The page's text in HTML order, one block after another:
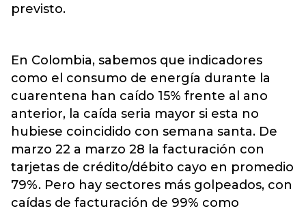
previsto.
En Colombia, sabemos que indicadores
como el consumo de energía durante la
cuarentena han caído 15% frente al ano
anterior, la caída seria mayor si esta no
hubiese coincidido con semana santa. De
marzo 22 a marzo 28 la facturación con
tarjetas de crédito/débito cayo en promedio
79%. Pero hay sectores más golpeados, con
caídas de facturación de 99% como